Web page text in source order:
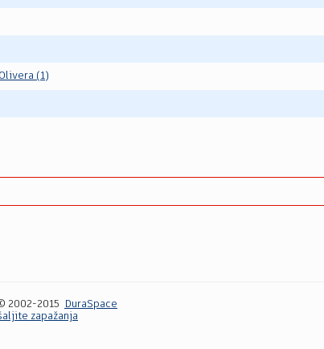
(1)
2002-2015
DuraSpace
zapažanja